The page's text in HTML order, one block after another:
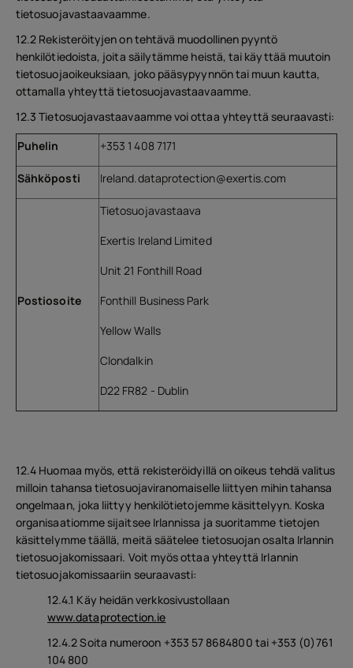
tietosuojavastaavaamme.
12.2 Rekisteröityjen on tehtävä muodollinen pyyntö
henkilötiedoista, joita säilytämme heistä, tai käyttää muutoin
tietosuojaoikeuksiaan, joko pääsypyynnön tai muun kautta,
ottamalla yhteyttä tietosuojavastaavaamme.
12.3 Tietosuojavastaavaamme voi ottaa yhteyttä seuraavasti:
Puhelin
+353 1 408 7171
Sähköposti Ireland.dataprotection@exertis.com
Postiosoite
Tietosuojavastaava
Exertis Ireland Limited
Unit 21 Fonthill Road
Fonthill Business Park
Yellow Walls
Clondalkin
D22 FR82 - Dublin
12.4 Huomaa myös, että rekisteröidyillä on oikeus tehdä valitus
milloin tahansa tietosuojaviranomaiselle liittyen mihin tahansa
ongelmaan, joka liittyy henkilötietojemme käsittelyyn. Koska
organisaatiomme sijaitsee Irlannissa ja suoritamme tietojen
käsittelymme täällä, meitä säätelee tietosuojan osalta Irlannin
tietosuojakomissaari. Voit myös ottaa yhteyttä Irlannin
tietosuojakomissaariin seuraavasti:
12.4.1 Käy heidän verkkosivustollaan
www.dataprotection.ie
12.4.2 Soita numeroon +353 57 8684800 tai +353 (0)761
104 800